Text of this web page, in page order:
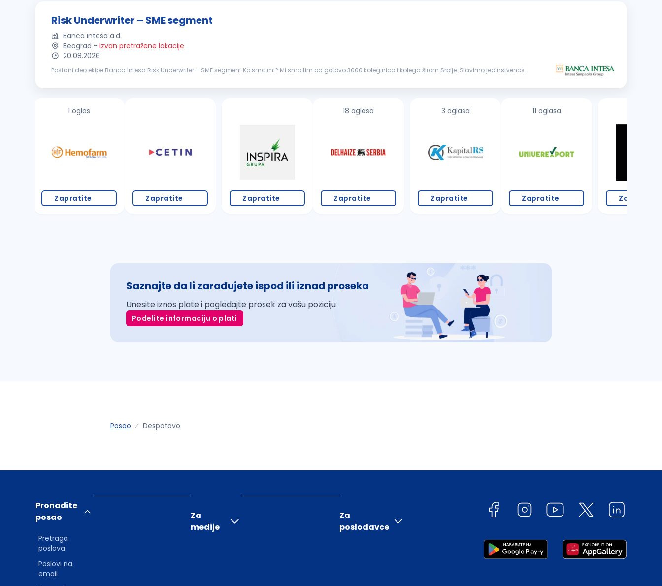
Risk Underwriter – SME segment
Banca Intesa a.d.
Beograd - Izvan pretražene lokacije
20.08.2026
Postani deo ekipe Banca Intesa Risk Underwriter – SME segment Ko smo mi? Mi smo tim od gotovo 3000 koleginica i kolega širom Srbije. Slavimo jedinstvenost
1 oglas
Zapratite Zapratite Zapratite
18 oglasa
Zapratite
3 oglasa
Zapratite
11 oglasa
Zapratite Zapratite
Saznajte da li zarađujete ispod ili iznad proseka
Unesite iznos plate i pogledajte prosek za vašu poziciju
Podelite informaciju o plati
Posao Despotovo
Pronađite
posao
Pretraga
poslova
Poslovi na
email
Za
medije
Za
poslodavce